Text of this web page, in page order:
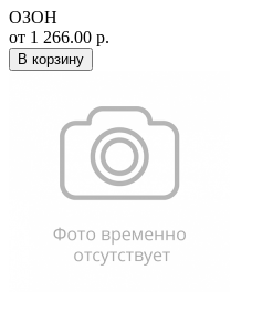
ОЗОН
от 1 266.00 р.
В корзину